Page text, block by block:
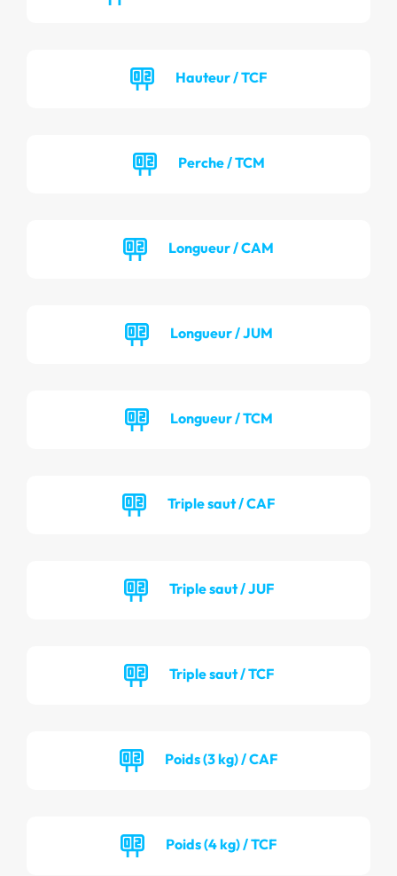
Hauteur / TCF
Perche / TCM
Longueur / CAM
Longueur / JUM
Longueur / TCM
Triple saut / CAF
Triple saut / JUF
Triple saut / TCF
Poids (3 kg) / CAF
Poids (4 kg) / TCF